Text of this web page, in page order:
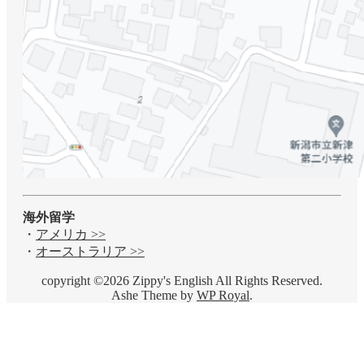
海外留学
・ アメリカ >>
・ オーストラリア >>
copyright ©2026 Zippy's English All Rights Reserved.
Ashe Theme by WP Royal.